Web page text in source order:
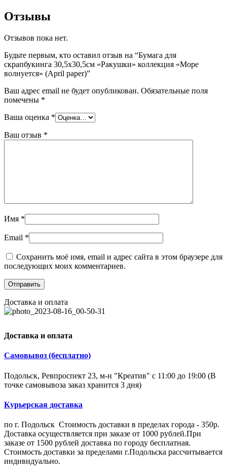
Отзывы
Отзывов пока нет.
Будьте первым, кто оставил отзыв на “Бумага для
скрапбукинга 30,5х30,5см «Ракушки» коллекция «Море
волнуется» (April paper)”
Ваш адрес email не будет опубликован. Обязательные поля
помечены *
Ваша оценка *
Ваш отзыв *
Имя *
Email *
Сохранить моё имя, email и адрес сайта в этом браузере для
последующих моих комментариев.
Доставка и оплата
Доставка и оплата
Самовывоз (бесплатно)
Подольск, Ревпроспект 23, м-н "Креатив" с 11:00 до 19:00 (В
точке самовывоза заказ хранится 3 дня)
Курьерская доставка
по г. Подольск Стоимость доставки в пределах города - 350р.
Доставка осуществляется при заказе от 1000 рублей.При
заказе от 1500 рублей доставка по городу бесплатная.
Стоимость доставки за пределами г.Подольска рассчитывается
индивидуально.